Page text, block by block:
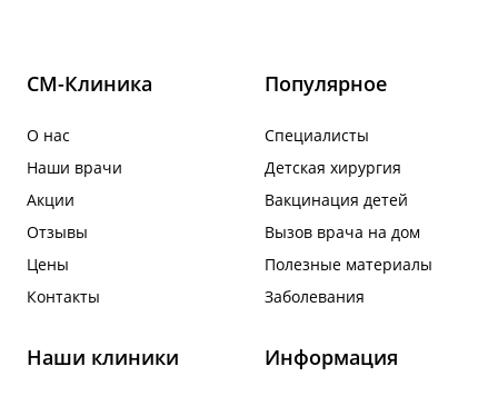
СМ-Клиника
О нас
Наши врачи
Акции
Отзывы
Цены
Контакты
Популярное
Специалисты
Детская хирургия
Вакцинация детей
Вызов врача на дом
Полезные материалы
Заболевания
Наши клиники Информация